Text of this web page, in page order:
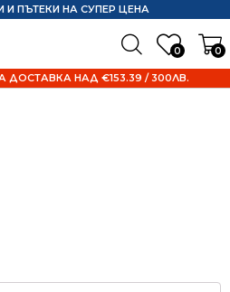
0 0
И ПЪТЕКИ НА СУПЕР ЦЕНА
ДОСТАВКА НАД €153.39 / 300ЛВ.